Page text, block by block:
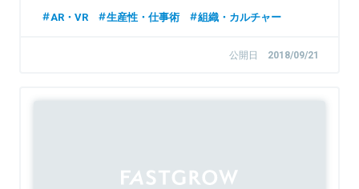
AR・VR 生産性・仕事術 組織・カルチャー
公開日 2018/09/21